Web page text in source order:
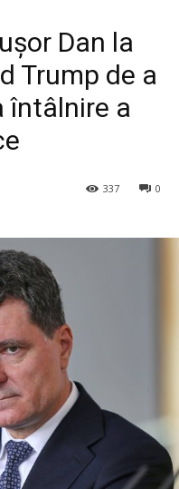
Dan la
Trump de a
întâlnire a
0
337